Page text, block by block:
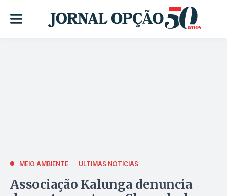
MEIO AMBIENTE ÚLTIMAS NOTÍCIAS
Associação Kalunga denuncia